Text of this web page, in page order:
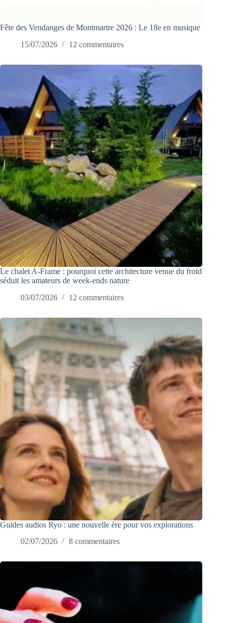
Fête des Vendanges de Montmartre 2026 : Le 18e en musique
15/07/2026
12 commentaires
Le chalet A-Frame : pourquoi cette architecture venue du froid
séduit les amateurs de week-ends nature
03/07/2026
12 commentaires
Guides audios Ryo : une nouvelle ère pour vos explorations
02/07/2026
8 commentaires